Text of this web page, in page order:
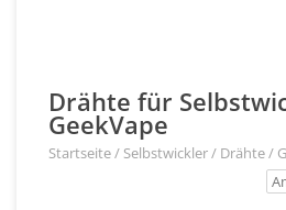
Drähte für
GeekVape
Startseite/ Selbstwickler/ Drähte/